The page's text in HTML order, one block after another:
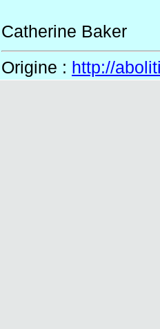
Catherine Baker
Origine : http://